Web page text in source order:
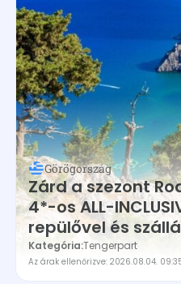
Görögország
Zárd a szezont
4*-os ALL-
repülővel és
Kategória:Tengerpart
Az árak ellenőrizve: 2026.08.04.